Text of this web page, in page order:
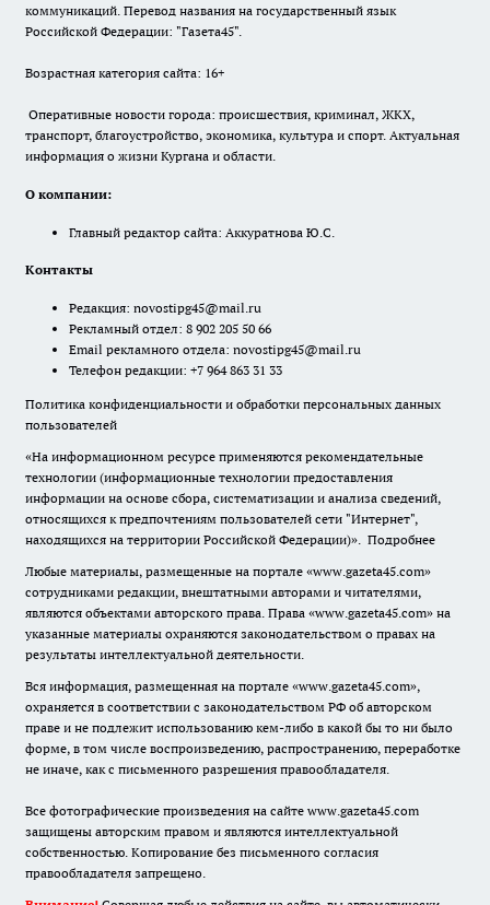
коммуникаций. Перевод названия на государственный язык
Российской Федерации: "Газета45".
Возрастная категория сайта: 16+
Оперативные новости города: происшествия, криминал, ЖКХ,
транспорт, благоустройство, экономика, культура и спорт. Актуальная
информация о жизни Кургана и области.
О компании:
Главный редактор сайта: Аккуратнова Ю.С.
Контакты
Редакция: novostipg45@mail.ru
Рекламный отдел: 8 902 205 50 66
Email рекламного отдела: novostipg45@mail.ru
Телефон редакции: +7 964 863 31 33
Политика конфиденциальности и обработки персональных данных
пользователей
«На информационном ресурсе применяются рекомендательные
технологии (информационные технологии предоставления
информации на основе сбора, систематизации и анализа сведений,
относящихся к предпочтениям пользователей сети "Интернет",
находящихся на территории Российской Федерации)». Подробнее
Любые материалы, размещенные на портале «www.gazeta45.com»
сотрудниками редакции, внештатными авторами и читателями,
являются объектами авторского права. Права «www.gazeta45.com» на
указанные материалы охраняются законодательством о правах на
результаты интеллектуальной деятельности.
Вся информация, размещенная на портале «www.gazeta45.com»,
охраняется в соответствии с законодательством РФ об авторском
праве и не подлежит использованию кем-либо в какой бы то ни было
форме, в том числе воспроизведению, распространению, переработке
не иначе, как с письменного разрешения правообладателя.
Все фотографические произведения на сайте www.gazeta45.com
защищены авторским правом и являются интеллектуальной
собственностью. Копирование без письменного согласия
правообладателя запрещено.